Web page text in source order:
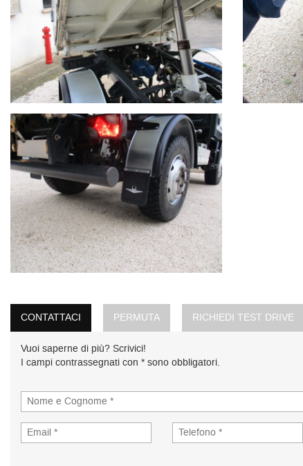
CONTATTACI PERMUTA RICHIEDI TEST DRIVE
Vuoi saperne di più? Scrivici!
I campi contrassegnati con * sono obbligatori.